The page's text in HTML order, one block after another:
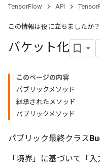
TensorFlow API
この情報は役に立ちましたか？
バケット化
このページの内容
パブリックメソッド
継承されたメソッド
パブリックメソッド
パブリック最終クラス
「境界」に基づいて「